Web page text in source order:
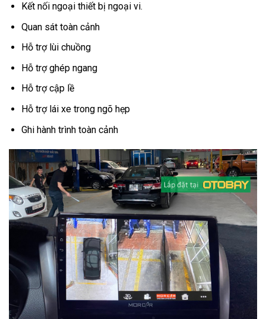
Kết nối ngoại thiết bị ngoại vi.
Quan sát toàn cảnh
Hỗ trợ lùi chuồng
Hỗ trợ ghép ngang
Hỗ trợ cập lề
Hỗ trợ lái xe trong ngõ hẹp
Ghi hành trình toàn cảnh